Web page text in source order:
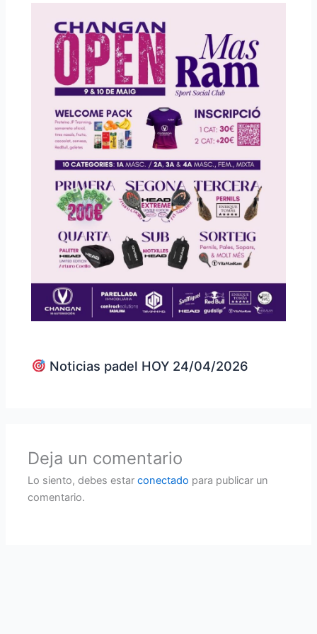
Noticias padel HOY 24/04/2026
Deja un comentario
Lo siento, debes estarconectado para publicar un
comentario.